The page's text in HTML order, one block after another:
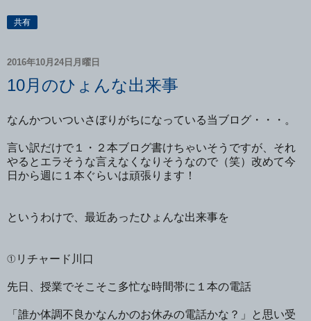
共有
2016年10月24日月曜日
10月のひょんな出来事
なんかついついさぼりがちになっている当ブログ・・・。
言い訳だけで１・２本ブログ書けちゃいそうですが、それ
やるとエラそうな言えなくなりそうなので（笑）改めて今
日から週に１本ぐらいは頑張ります！
というわけで、最近あったひょんな出来事を
①リチャード川口
先日、授業でそこそこ多忙な時間帯に１本の電話
「誰か体調不良かなんかのお休みの電話かな？」と思い受